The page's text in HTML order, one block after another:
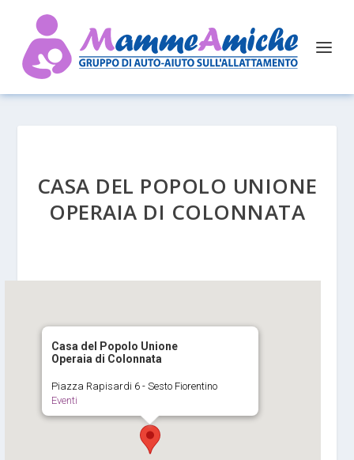
CASA DEL POPOLO UNIONE
OPERAIA DI COLONNATA
Casa del Popolo Unione
Operaia di Colonnata
Piazza Rapisardi 6 - Sesto Fiorentino
Eventi